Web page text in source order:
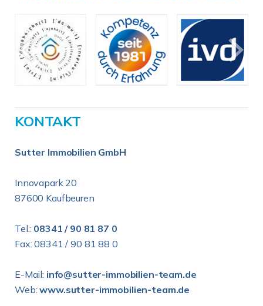
KONTAKT
Sutter Immobilien GmbH
Innovapark 20
87600 Kaufbeuren
Tel.: 08341 / 90 81 87 0
Fax: 08341 / 90 81 88 0
E-Mail: info@sutter-immobilien-team.de
Web:www.sutter-immobilien-team.de